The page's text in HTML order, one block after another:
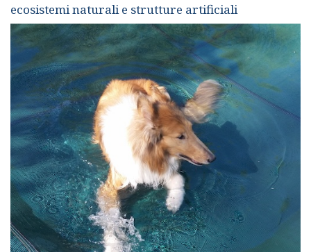
ecosistemi naturali e strutture artificiali